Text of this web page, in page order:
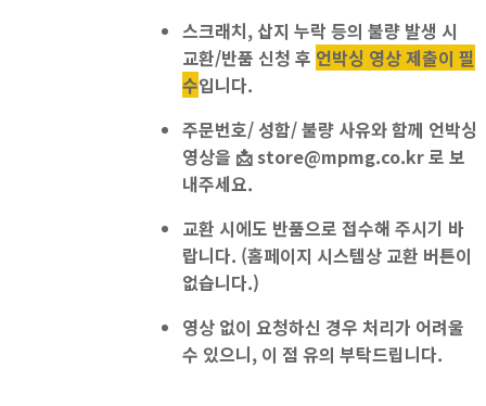
스크래치, 삽지 누락 등의 불량 발생 시
교환/반품 신청 후 언박싱 영상 제출이 필
수입니다.
주문번호/ 성함/ 불량 사유와 함께 언박싱
영상을 📩store@mpmg.co.kr로 보
내주세요.
교환 시에도 반품으로 접수해 주시기 바
랍니다. (홈페이지 시스템상 교환 버튼이
없습니다.)
영상 없이 요청하신 경우 처리가 어려울
수 있으니, 이 점 유의 부탁드립니다.